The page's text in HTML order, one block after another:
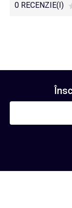
0 RECENZIE(I)